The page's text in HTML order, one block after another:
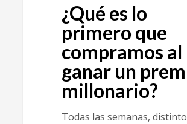
¿Qué es lo
primero que
compramos al
ganar un
millonario?
Todas las semanas,